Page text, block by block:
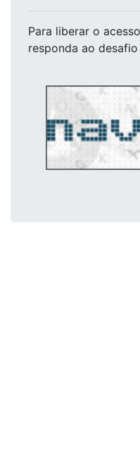
Para liberar o acesso
responda ao